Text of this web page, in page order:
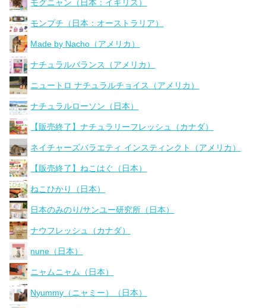
モグニャン（日本：イギリス）
モンプチ（日本：オーストラリア）
Made by Nacho（アメリカ）
ナチュラルバランス（アメリカ）
ニュートロ ナチュラルチョイス（アメリカ）
ナチュラルローソン（日本）
【販売終了】ナチュラリーフレッシュ（カナダ）
ネイチャーズバラエティ インスティンクト（アメリカ）
【販売終了】ねこはぐ（日本）
ねこひかり（日本）
日本のみのり/サンユー研究所（日本）
ナウフレッシュ（カナダ）
nune（日本）
ニャムニャム（日本）
Nyummy（ニャミー）（日本）